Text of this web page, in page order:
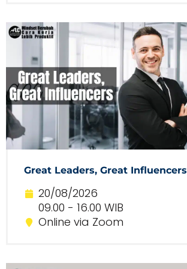
Great Leaders, Great Influencers
20/08/2026
09.00 - 16.00 WIB
Online via Zoom